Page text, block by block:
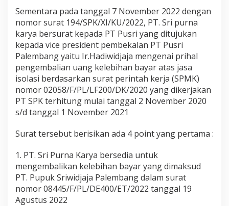
m
u
a
n
B
P
K
R
I
S
o
a
P
n
y
a
l
u
Sementara pada tanggal 7 November 2022 dengan
nomor surat 194/SPK/XI/KU/2022, PT. Sri purna
karya bersurat kepada PT Pusri yang ditujukan
kepada vice president pembekalan PT Pusri
Palembang yaitu Ir.Hadiwidjaja mengenai prihal
pengembalian uang kelebihan bayar atas jasa
isolasi berdasarkan surat perintah kerja (SPMK)
nomor 02058/F/PL/LF200/DK/2020 yang dikerjakan
PT SPK terhitung mulai tanggal 2 November 2020
s/d tanggal 1 November 2021
Surat tersebut berisikan ada 4 point yang pertama :
1. PT. Sri Purna Karya bersedia untuk
mengembalikan kelebihan bayar yang dimaksud
PT. Pupuk Sriwidjaja Palembang dalam surat
nomor 08445/F/PL/DE400/ET/2022 tanggal 19
Agustus 2022